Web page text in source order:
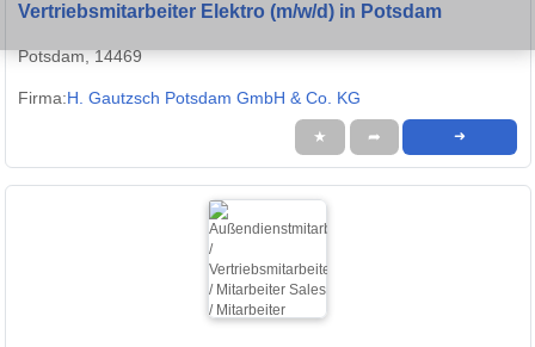
Vertriebsmitarbeiter Elektro (m/w/d) in Potsdam
Potsdam, 14469
Firma:H. Gautzsch Potsdam GmbH & Co. KG
★ ➦ ➜